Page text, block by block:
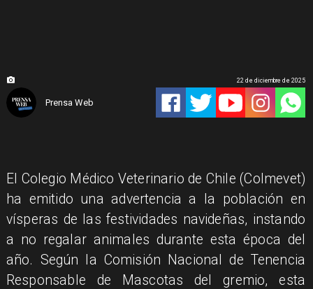
Prensa Web
22 de diciembre de 2025
El Colegio Médico Veterinario de Chile (Colmevet)
ha emitido una advertencia a la población en
vísperas de las festividades navideñas, instando
a no regalar animales durante esta época del
año. Según la Comisión Nacional de Tenencia
Responsable de Mascotas del gremio, esta